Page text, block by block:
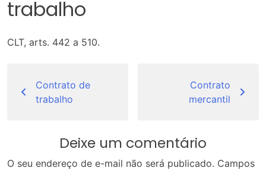
trabalho
CLT, arts. 442 a 510.
de
Post
Contrato de
trabalho
Contrato
mercantil
Deixe um comentário
O seu endereço de e-mail não será publicado. Campos